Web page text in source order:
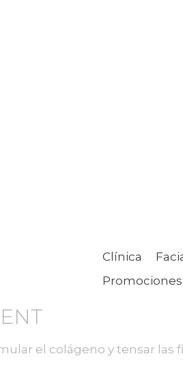
Clínica
Promociones
el colágeno y tensar las